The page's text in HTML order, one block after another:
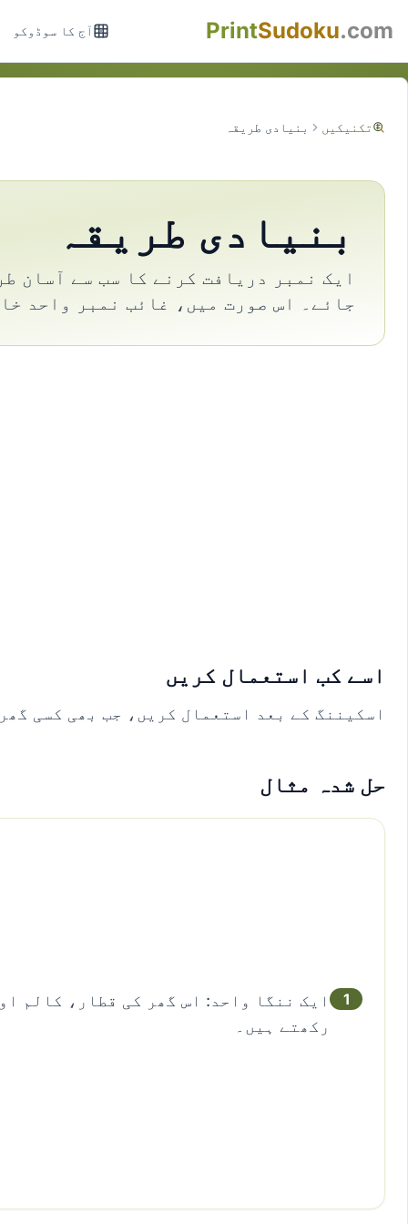
PrintSudoku.com آج کا سوڈوکو
تکنیکیں بنیادی طریقہ
بنیادی طریقہ
ایک نمبر دریافت کرنے کا سب سے آسان
جائے۔ اس صورت میں، غائب نمبر واحد
اسے کب استعمال کریں
اسکیننگ کے بعد استعمال کریں، جب بھی کسی
حل شدہ مثال
1
ایک ننگا واحد: اس گھر کی قطار، کالم
رکھتے ہیں۔